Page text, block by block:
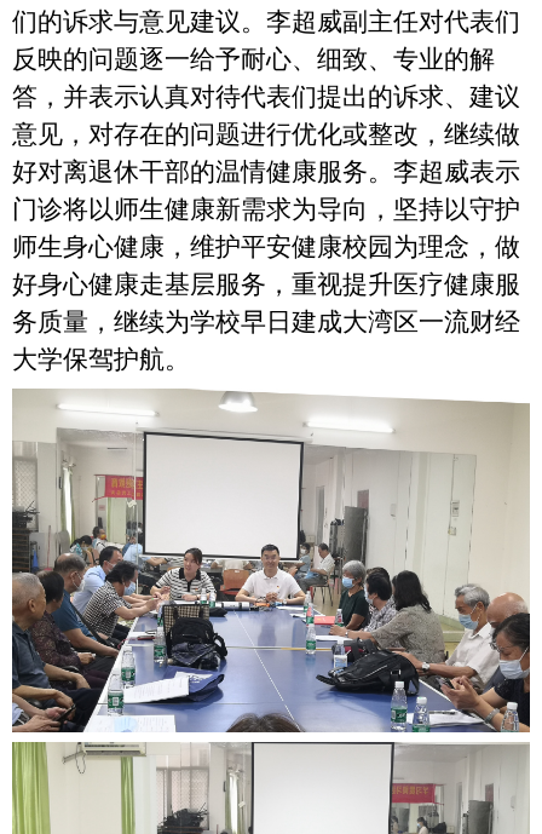
们的诉求与意见建议。李超威副主任对代表们
反映的问题逐一给予耐心、细致、专业的解
答，并表示认真对待代表们提出的诉求、建议
意见，对存在的问题进行优化或整改，继续做
好对离退休干部的温情健康服务。李超威表示
门诊将以师生健康新需求为导向，坚持以守护
师生身心健康，维护平安健康校园为理念，做
好身心健康走基层服务，重视提升医疗健康服
务质量，继续为学校早日建成大湾区一流财经
大学保驾护航。